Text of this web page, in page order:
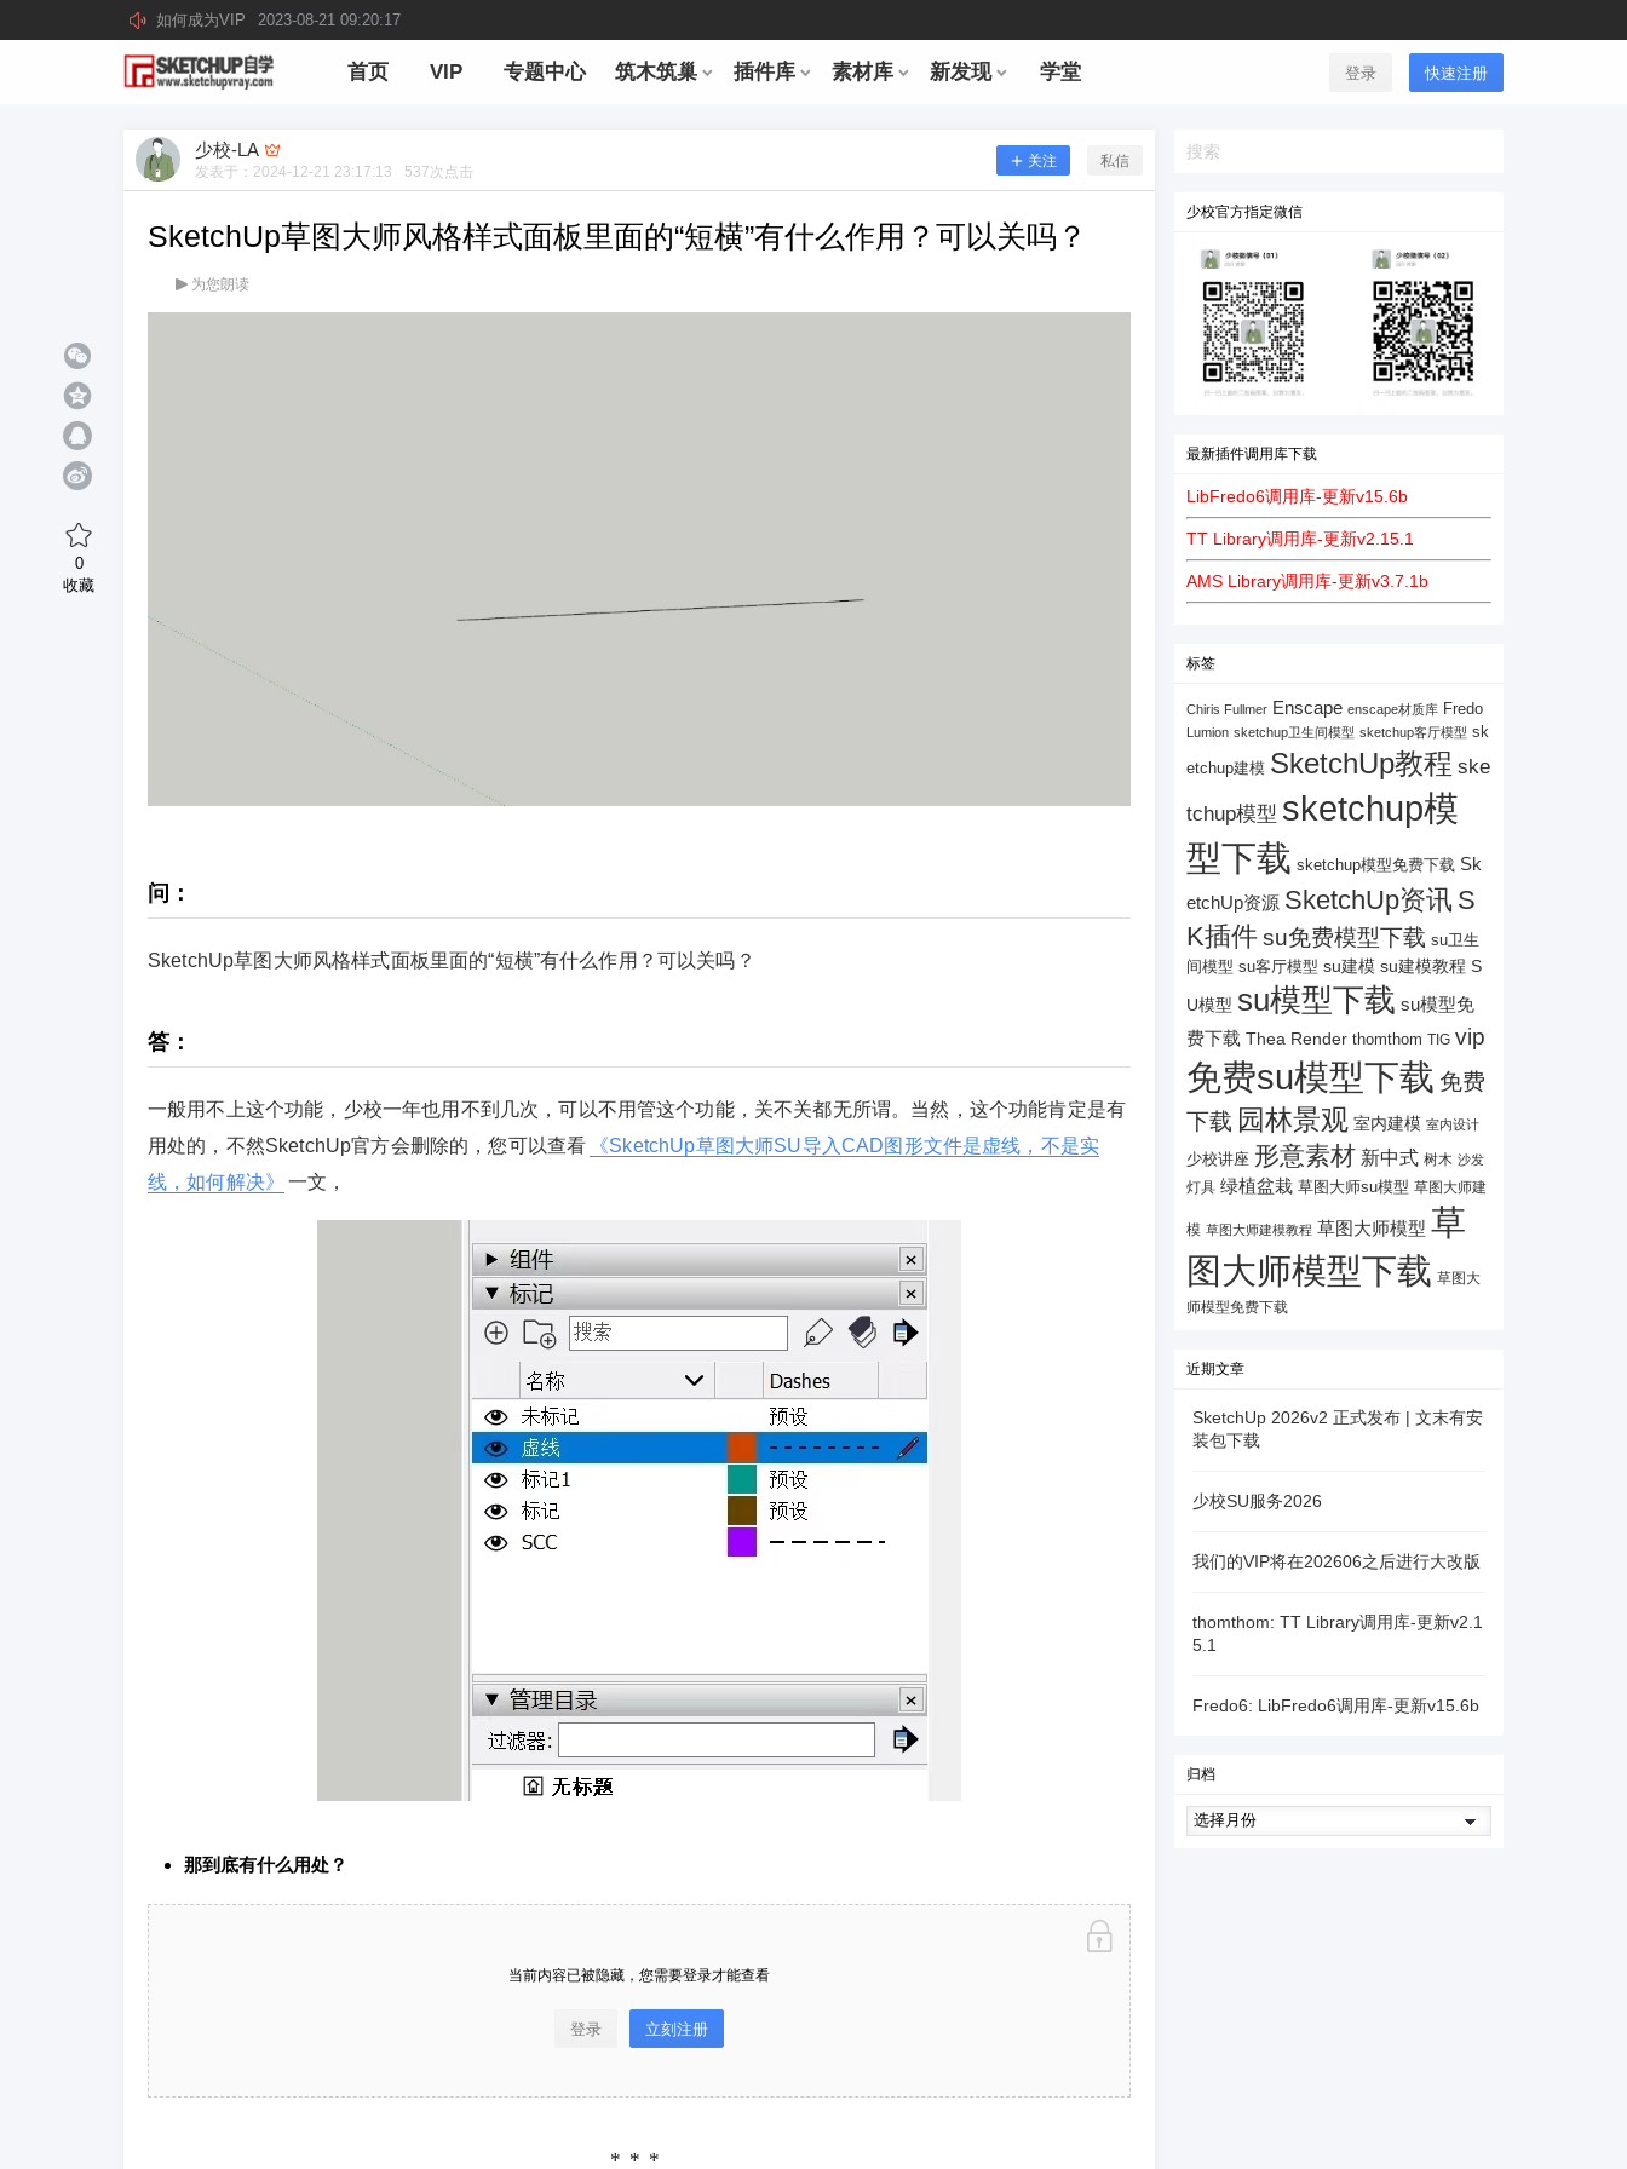
如何成为VIP 2023-08-21 09:20:17
首页 VIP 专题中心 筑木筑巢 插件库 素材库 新发现 学堂 登录 快速注册
少校-LA
发表于： 2024-12-21 23:17:13 537次点击
关注 私信
SketchUp草图大师风格样式面板里面的“短横”有什么作用？可以关吗？
为您朗读
问：
SketchUp草图大师风格样式面板里面的“短横”有什么作用？可以关吗？
答：
一般用不上这个功能，少校一年也用不到几次，可以不用管这个功能，关不关都无所谓。当然，这个功能肯定是有
用处的，不然SketchUp官方会删除的，您可以查看
《SketchUp草图大师SU导入CAD图形文件是虚线，不是实
线，如何解决》
一文，
那到底有什么用处？
当前内容已被隐藏，您需要登录才能查看
登录 立刻注册
0
收藏
少校-LA @ SketchUp自学
SketchUp草图大师风格样式面
板里面的“短横”有什么作用？可
以关吗？
是有用处的，不然SketchUp官方会删除的，您可
以查看《SketchUp草图大师SU导入CAD图形文
件是虚线，不是实线，如何解决》一文， 那到底
能查看 登录立刻注册 VIP会员 是少校打造的超级
微信支付
¥
少校官方指定微信
最新插件调用库下载
LibFredo6调用库-更新v15.6b
TT Library调用库-更新v2.15.1
AMS Library调用库-更新v3.7.1b
标签
Chiris Fullmer Enscape enscape材质库 Fredo
Lumion sketchup卫生间模型 sketchup客厅模型 sk
etchup建模 SketchUp教程 ske
tchup模型 sketchup模
型下载 sketchup模型免费下载 Sk
etchUp资源 SketchUp资讯 S
K插件su免费模型下载 su卫生
间模型 su客厅模型 su建模 su建模教程 S
U模型 su模型下载 su模型免
费下载 Thea Render thomthom TIG vip
免费su模型下载 免费
下载 园林景观 室内建模 室内设计
少校讲座 形意素材 新中式 树木 沙发
灯具 绿植盆栽 草图大师su模型 草图大师建
模 草图大师建模教程 草图大师模型 草
图大师模型下载 草图大
师模型免费下载
近期文章
SketchUp 2026v2 正式发布 | 文末有安
装包下载
少校SU服务2026
我们的VIP将在202606之后进行大改版
thomthom: TT Library调用库-更新v2.1
5.1
Fredo6: LibFredo6调用库-更新v15.6b
归档
您没有权限发布内容，请购买会员或者提升权
忘记密码？找回 已有帐号？登录